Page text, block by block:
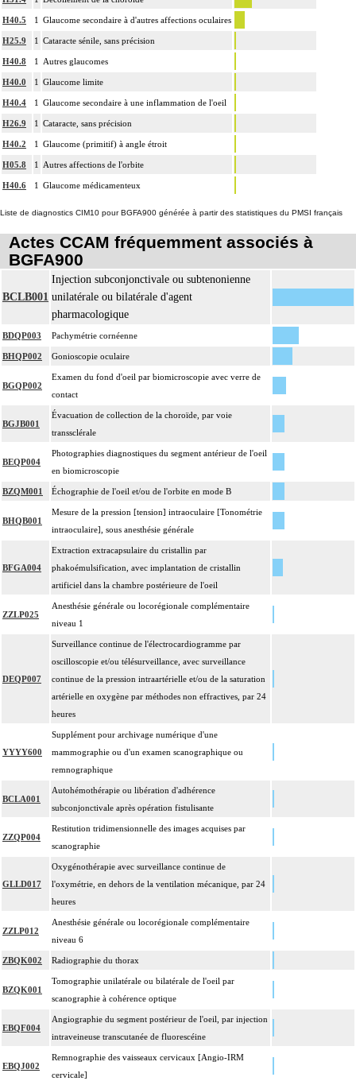
H40.5 1 Glaucome secondaire à d'autres affections oculaires
H25.9 1 Cataracte sénile, sans précision
H40.8 1 Autres glaucomes
H40.0 1 Glaucome limite
H40.4 1 Glaucome secondaire à une inflammation de l'oeil
H26.9 1 Cataracte, sans précision
H40.2 1 Glaucome (primitif) à angle étroit
H05.8 1 Autres affections de l'orbite
H40.6 1 Glaucome médicamenteux
Liste de diagnostics CIM10 pour BGFA900 générée à partir des statistiques du PMSI français
Actes CCAM fréquemment associés à
BGFA900
BCLB001
Injection subconjonctivale ou subtenonienne
unilatérale ou bilatérale d'agent
pharmacologique
BDQP003 Pachymétrie cornéenne
BHQP002 Gonioscopie oculaire
BGQP002
Examen du fond d'oeil par biomicroscopie avec verre de
contact
BGJB001
Évacuation de collection de la choroïde, par voie
transsclérale
BEQP004
Photographies diagnostiques du segment antérieur de l'oeil
en biomicroscopie
BZQM001 Échographie de l'oeil et/ou de l'orbite en mode B
BHQB001
Mesure de la pression [tension] intraoculaire [Tonométrie
intraoculaire], sous anesthésie générale
BFGA004
Extraction extracapsulaire du cristallin par
phakoémulsification, avec implantation de cristallin
artificiel dans la chambre postérieure de l'oeil
ZZLP025
Anesthésie générale ou locorégionale complémentaire
niveau 1
DEQP007
Surveillance continue de l'électrocardiogramme par
oscilloscopie et/ou télésurveillance, avec surveillance
continue de la pression intraartérielle et/ou de la saturation
artérielle en oxygène par méthodes non effractives, par 24
heures
YYYY600
Supplément pour archivage numérique d'une
mammographie ou d'un examen scanographique ou
remnographique
BCLA001
Autohémothérapie ou libération d'adhérence
subconjonctivale après opération fistulisante
ZZQP004
Restitution tridimensionnelle des images acquises par
scanographie
GLLD017
Oxygénothérapie avec surveillance continue de
l'oxymétrie, en dehors de la ventilation mécanique, par 24
heures
ZZLP012
Anesthésie générale ou locorégionale complémentaire
niveau 6
ZBQK002 Radiographie du thorax
BZQK001
Tomographie unilatérale ou bilatérale de l'oeil par
scanographie à cohérence optique
EBQF004
Angiographie du segment postérieur de l'oeil, par injection
intraveineuse transcutanée de fluorescéine
EBQJ002
Remnographie des vaisseaux cervicaux [Angio-IRM
cervicale]